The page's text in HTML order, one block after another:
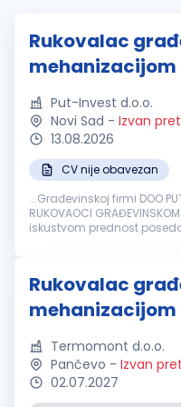
Rukovalac
mehanizacijom
Put-Invest d.o.o.
Novi Sad - Izvan
13.08.2026
CV nije obavezan
...Građevinskoj firmi DOO
RUKOVAOCI GRAĐEVINSKOM
iskustvom prednost
Rukovalac
Termomont d.o.o.
Pančevo - Izvan
02.07.2027